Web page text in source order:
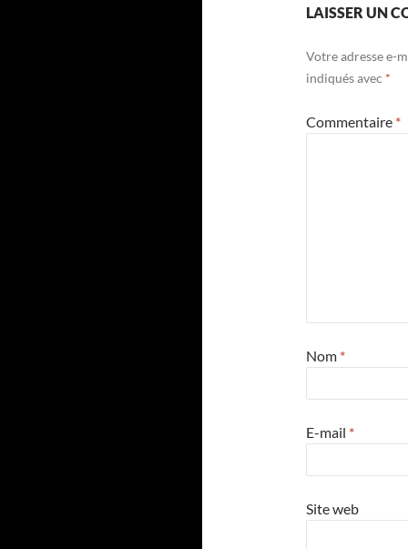
LAISSER UN
Votre adresse e-
indiqués avec *
Commentaire *
Nom *
E-mail *
Site web